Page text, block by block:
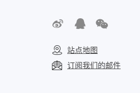
站点地图
订阅我们的邮件